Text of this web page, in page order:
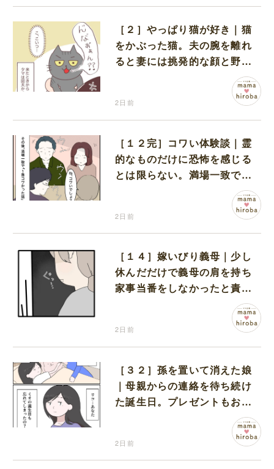
［２］やっぱり猫が好き｜猫
をかぶった猫。夫の腕を離れ
ると妻には挑発的な顔と野太
2日前
［１２完］コワい体験談｜霊
的なものだけに恐怖を感じる
とは限らない。満場一致でコ
ワいと認定された意外な体験
2日前
［１４］嫁いびり義母｜少し
休んだだけで義母の肩を持ち
家事当番をしなかったと責め
2日前
［３２］孫を置いて消えた娘
｜母親からの連絡を待ち続け
た誕生日。プレゼントもお祝
2日前